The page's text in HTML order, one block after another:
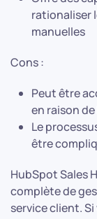
rationaliser
manuelles
Cons :
Peut être
en raison
Le
être
HubSpot Sales
complète de
service client.